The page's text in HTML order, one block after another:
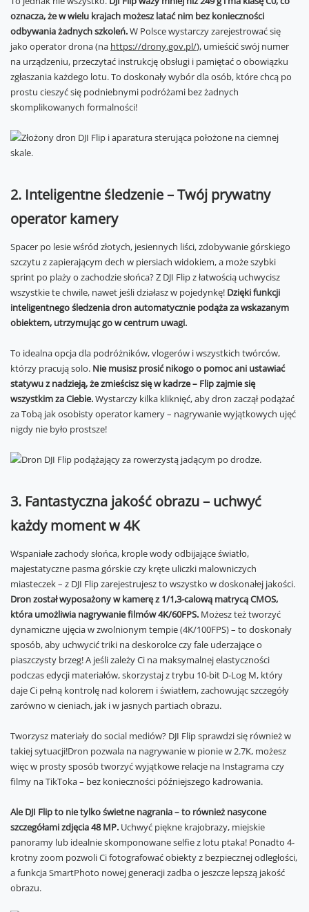
oznacza, że w wielu krajach możesz latać nim bez konieczności
odbywania żadnych szkoleń.W Polsce wystarczy zarejestrować się
jako operator drona (na https://drony.gov.pl/), umieścić swój numer
na urządzeniu, przeczytać instrukcję obsługi i pamiętać o obowiązku
zgłaszania każdego lotu. To doskonały wybór dla osób, które chcą po
prostu cieszyć się podniebnymi podróżami bez żadnych
skomplikowanych formalności!
2. Inteligentne śledzenie – Twój prywatny
operator kamery
Spacer po lesie wśród złotych, jesiennych liści, zdobywanie górskiego
szczytu z zapierającym dech w piersiach widokiem, a może szybki
sprint po plaży o zachodzie słońca? Z DJI Flip z łatwością uchwycisz
wszystkie te chwile, nawet jeśli działasz w pojedynkę! Dzięki funkcji
inteligentnego śledzenia dron automatycznie podąża za wskazanym
obiektem, utrzymując go w centrum uwagi.
To idealna opcja dla podróżników, vlogerów i wszystkich twórców,
którzy pracują solo. Nie musisz prosić nikogo o pomoc ani ustawiać
statywu z nadzieją, że zmieścisz się w kadrze – Flip zajmie się
wszystkim za Ciebie.Wystarczy kilka kliknięć, aby dron zaczął podążać
za Tobą jak osobisty operator kamery – nagrywanie wyjątkowych ujęć
nigdy nie było prostsze!
3. Fantastyczna jakość obrazu – uchwyć
każdy moment w 4K
Wspaniałe zachody słońca, krople wody odbijające światło,
majestatyczne pasma górskie czy kręte uliczki malowniczych
miasteczek – z DJI Flip zarejestrujesz to wszystko w doskonałej jakości.
Dron został wyposażony w kamerę z 1/1,3-calową matrycą CMOS,
która umożliwia nagrywanie filmów 4K/60FPS. Możesz też tworzyć
dynamiczne ujęcia w zwolnionym tempie (4K/100FPS) – to doskonały
sposób, aby uchwycić triki na deskorolce czy fale uderzające o
piaszczysty brzeg! A jeśli zależy Ci na maksymalnej elastyczności
podczas edycji materiałów, skorzystaj z trybu 10-bit D-Log M, który
daje Ci pełną kontrolę nad kolorem i światłem, zachowując szczegóły
zarówno w cieniach, jak i w jasnych partiach obrazu.
Tworzysz materiały do social mediów? DJI Flip sprawdzi się również w
takiej sytuacji!Dron pozwala na nagrywanie w pionie w 2.7K, możesz
więc w prosty sposób tworzyć wyjątkowe relacje na Instagrama czy
filmy na TikToka – bez konieczności późniejszego kadrowania.
Ale DJI Flip to nie tylko świetne nagrania – to również nasycone
szczegółami zdjęcia 48 MP. Uchwyć piękne krajobrazy, miejskie
panoramy lub idealnie skomponowane selfie z lotu ptaka! Ponadto 4-
krotny zoom pozwoli Ci fotografować obiekty z bezpiecznej odległości,
a funkcja SmartPhoto nowej generacji zadba o jeszcze lepszą jakość
obrazu.